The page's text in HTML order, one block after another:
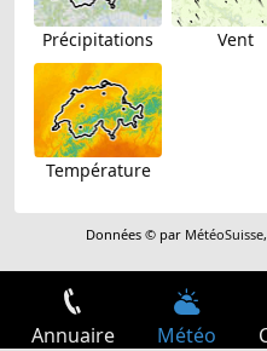
Précipitations Vent
Température
Données © par MétéoSuisse
Annuaire Météo